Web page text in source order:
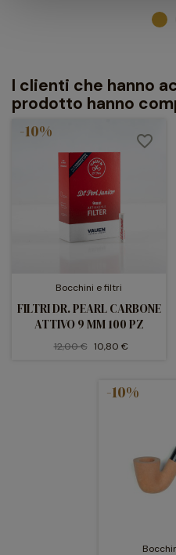
fondatore, a condurre
I clienti che hanno
prodotto hanno
-10%
Bocchini e filtri
FILTRI DR. PEARL CARBONE
ATTIVO 9 MM 100 PZ
12,00 € 10,80 €
favorite_border
-10%